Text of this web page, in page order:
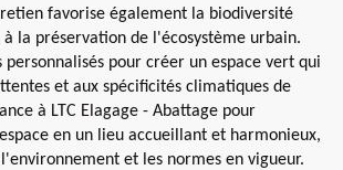
favorise également la biodiversité
la préservation de l'écosystème urbain.
personnalisés pour créer un espace vert qui
et aux spécificités climatiques de
à LTC Elagage - Abattage pour
en un lieu accueillant et harmonieux,
et les normes en vigueur.